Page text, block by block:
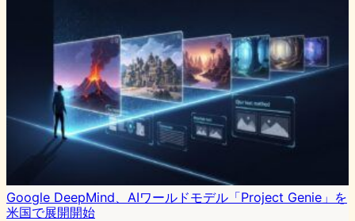
Google DeepMind、AIワールドモデル「Project Genie」を
米国で展開開始